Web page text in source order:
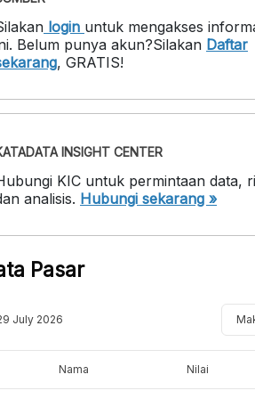
login untuk mengakses
. Belum punya akun?Silakan Daftar
, GRATIS!
INSIGHT CENTER
KIC untuk permintaan data,
analisis. Hubungi sekarang »
Pasar
July 2026
Nama Nilai